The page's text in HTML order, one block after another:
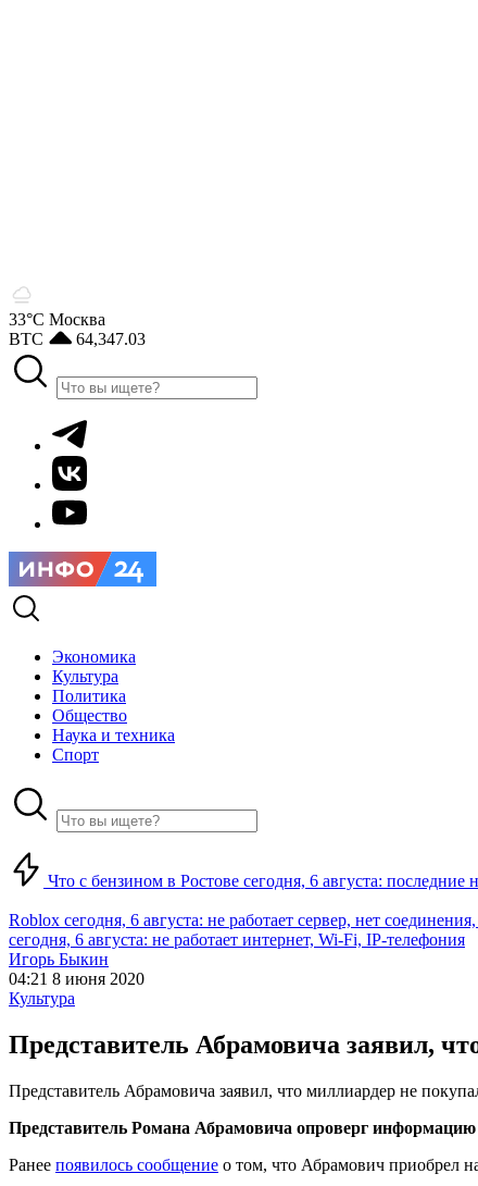
33°С Москва
BTC
64,347.03
Экономика
Культура
Политика
Общество
Наука и техника
Спорт
Что с бензином в Ростове сегодня, 6 августа: последние
Roblox сегодня, 6 августа: не работает сервер, нет
сегодня, 6 августа: не работает интернет, Wi-Fi, IP-телефония
Игорь Быкин
04:21 8 июня 2020
Культура
Представитель Абрамовича заявил,
Представитель Абрамовича заявил, что миллиардер не
Представитель Романа Абрамовича опроверг
Ранее появилось сообщение о том, что Абрамович приобрел